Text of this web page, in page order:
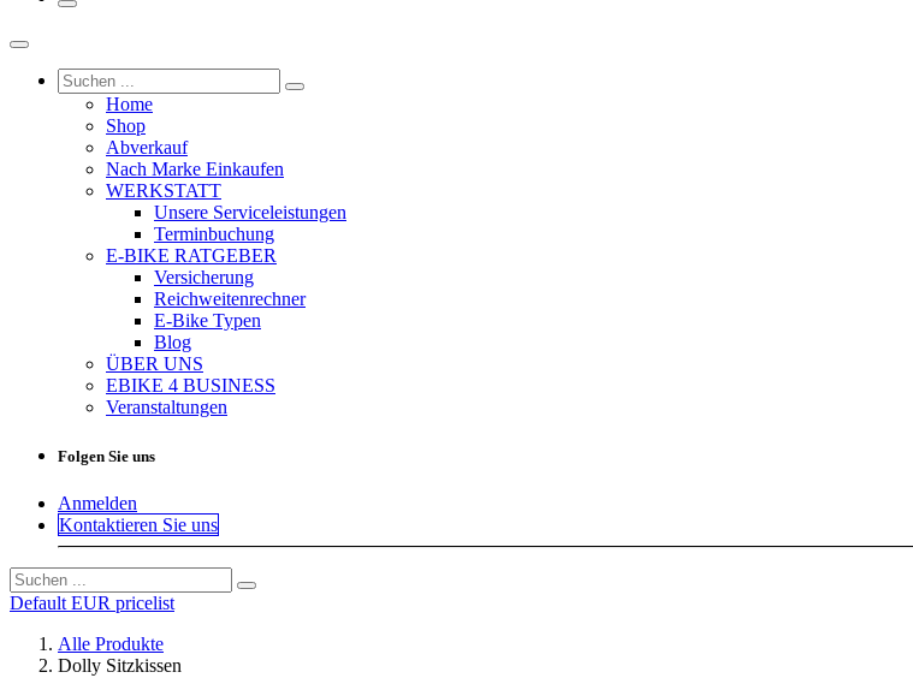
Home
Shop
Abverkauf
Nach Marke Einkaufen
WERKSTATT
Unsere Serviceleistungen
Terminbuchung
E-BIKE RATGEBER
Versicherung
Reichweitenrechner
E-Bike Typen
Blog
ÜBER UNS
EBIKE 4 BUSINESS
Veranstaltungen
Folgen Sie uns
Anmelden
Kontaktieren Sie uns
Default EUR pricelist
Alle Produkte
Dolly Sitzkissen